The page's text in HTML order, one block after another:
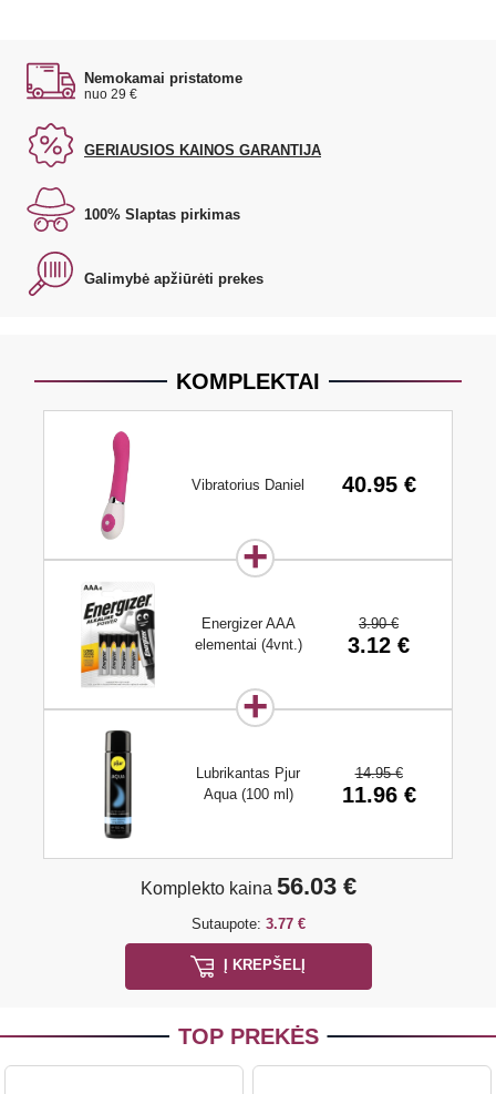
Nemokamai pristatome
nuo 29 €
GERIAUSIOS KAINOS GARANTIJA
100% Slaptas pirkimas
Galimybė apžiūrėti prekes
KOMPLEKTAI
Vibratorius Daniel 40.95 €
Energizer AAA
elementai (4vnt.)
3.90 €
3.12 €
Lubrikantas Pjur
Aqua (100 ml)
14.95 €
11.96 €
Komplekto kaina 56.03 €
Sutaupote: 3.77 €
Į KREPŠELĮ
TOP PREKĖS